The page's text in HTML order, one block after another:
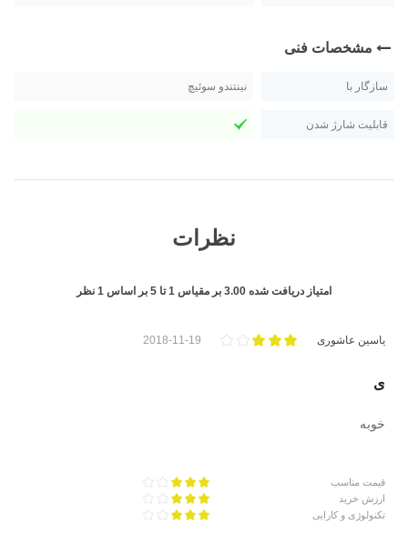
مشخصات فنی
سازگار با نینتندو سوئیچ
قابلیت شارژ شدن
نظرات
امتیاز دریافت شده 3.00 بر مقیاس 1تا 5 بر اساس 1 نظر
یاسین عاشوری 2018-11-19
ی
خوبه
قیمت مناسب
ارزش خرید
تکنولوژی و کارایی